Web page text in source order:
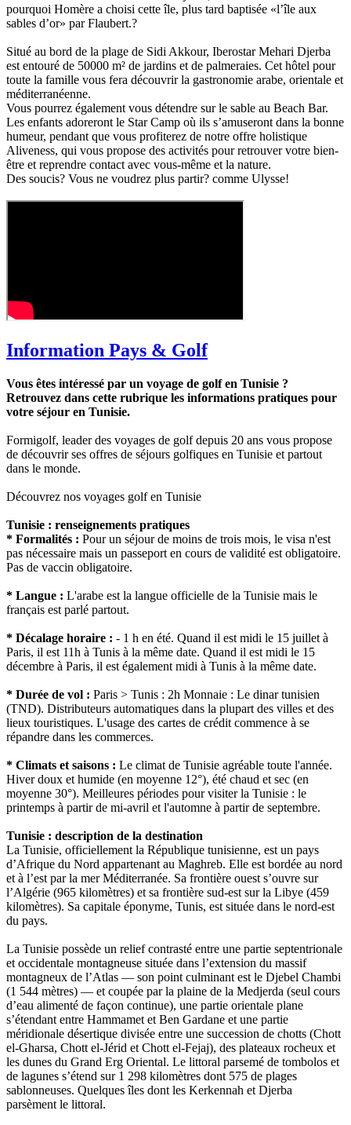
pourquoi Homère a choisi cette île, plus tard baptisée «l’île aux
sables d’or» par Flaubert.?
Situé au bord de la plage de Sidi Akkour, Iberostar Mehari Djerba
est entouré de 50000 m² de jardins et de palmeraies. Cet hôtel pour
toute la famille vous fera découvrir la gastronomie arabe, orientale et
méditerranéenne.
Vous pourrez également vous détendre sur le sable au Beach Bar.
Les enfants adoreront le Star Camp où ils s’amuseront dans la bonne
humeur, pendant que vous profiterez de notre offre holistique
Aliveness, qui vous propose des activités pour retrouver votre bien-
être et reprendre contact avec vous-même et la nature.
Des soucis? Vous ne voudrez plus partir? comme Ulysse!
Information Pays & Golf
Vous êtes intéressé par un voyage de golf en Tunisie ?
Retrouvez dans cette rubrique les informations pratiques pour
votre séjour en Tunisie.
Formigolf, leader des voyages de golf depuis 20 ans vous propose
de découvrir ses offres de séjours golfiques en Tunisie et partout
dans le monde.
Découvrez nos voyages golf en Tunisie
Tunisie : renseignements pratiques
* Formalités : Pour un séjour de moins de trois mois, le visa n'est
pas nécessaire mais un passeport en cours de validité est obligatoire.
Pas de vaccin obligatoire.
* Langue : L'arabe est la langue officielle de la Tunisie mais le
français est parlé partout.
* Décalage horaire : - 1 h en été. Quand il est midi le 15 juillet à
Paris, il est 11h à Tunis à la même date. Quand il est midi le 15
décembre à Paris, il est également midi à Tunis à la même date.
* Durée de vol : Paris > Tunis : 2h Monnaie : Le dinar tunisien
(TND). Distributeurs automatiques dans la plupart des villes et des
lieux touristiques. L'usage des cartes de crédit commence à se
répandre dans les commerces.
* Climats et saisons : Le climat de Tunisie agréable toute l'année.
Hiver doux et humide (en moyenne 12°), été chaud et sec (en
moyenne 30°). Meilleures périodes pour visiter la Tunisie : le
printemps à partir de mi-avril et l'automne à partir de septembre.
Tunisie : description de la destination
La Tunisie, officiellement la République tunisienne, est un pays
d’Afrique du Nord appartenant au Maghreb. Elle est bordée au nord
et à l’est par la mer Méditerranée. Sa frontière ouest s’ouvre sur
l’Algérie (965 kilomètres) et sa frontière sud-est sur la Libye (459
kilomètres). Sa capitale éponyme, Tunis, est située dans le nord-est
du pays.
La Tunisie possède un relief contrasté entre une partie septentrionale
et occidentale montagneuse située dans l’extension du massif
montagneux de l’Atlas — son point culminant est le Djebel Chambi
(1 544 mètres) — et coupée par la plaine de la Medjerda (seul cours
d’eau alimenté de façon continue), une partie orientale plane
s’étendant entre Hammamet et Ben Gardane et une partie
méridionale désertique divisée entre une succession de chotts (Chott
el-Gharsa, Chott el-Jérid et Chott el-Fejaj), des plateaux rocheux et
les dunes du Grand Erg Oriental. Le littoral parsemé de tombolos et
de lagunes s’étend sur 1 298 kilomètres dont 575 de plages
sablonneuses. Quelques îles dont les Kerkennah et Djerba
parsèment le littoral.